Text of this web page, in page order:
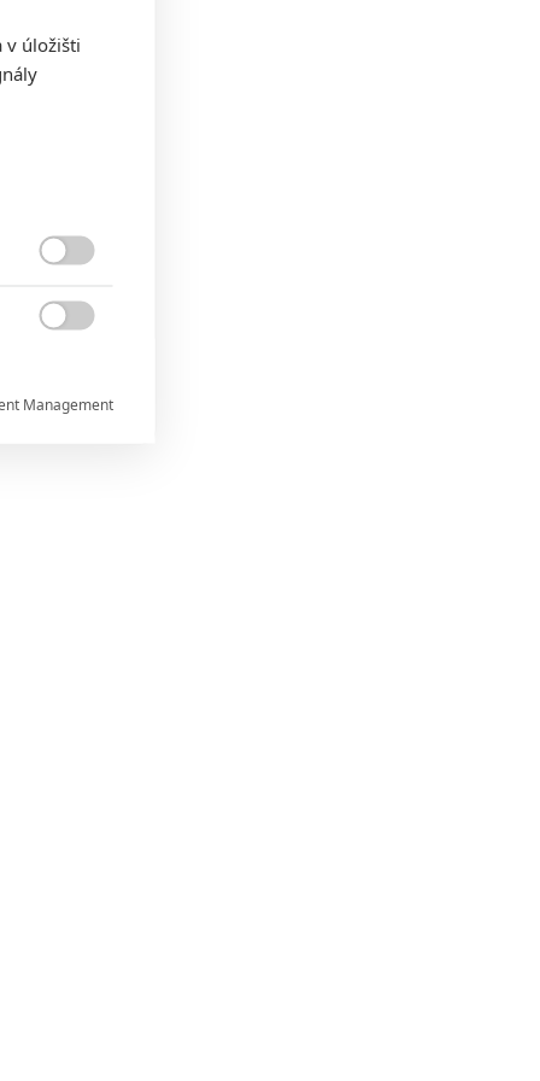
v úložišti

Management